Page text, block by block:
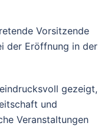
Vorsitzende
der Eröffnung in der
gezeigt,
und
Veranstaltungen